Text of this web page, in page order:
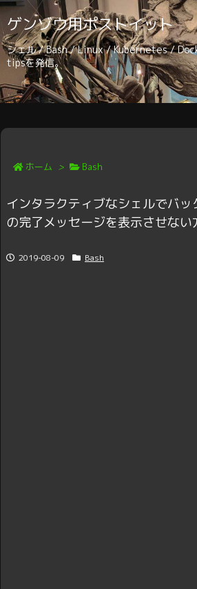
ゲンゾウ用ポストイット
シェル / Bash / Linux / Kubernetes /
tipsを発信。
ホーム > Bash
インタラクティブなシェルでバ
の完了メッセージを表示させない
2019-08-09 Bash